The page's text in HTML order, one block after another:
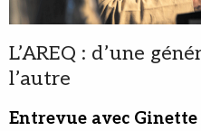
L’AREQ : d’une
l’autre
Entrevue avec